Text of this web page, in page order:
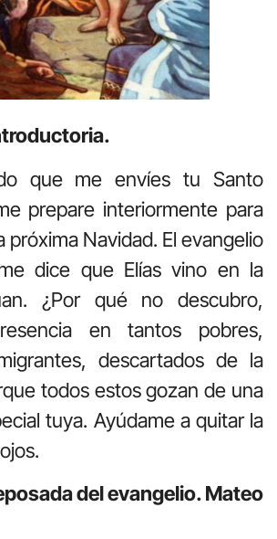
que me envíes tu Santo
prepare interiormente para
próxima Navidad. El evangelio
dice que Elías vino en la
¿Por qué no descubro,
en tantos pobres,
descartados de la
todos estos gozan de una
tuya. Ayúdame a quitar la
del evangelio. Mateo